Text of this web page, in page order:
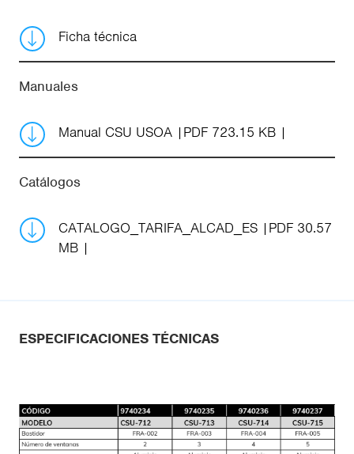
Ficha técnica
Manuales
Manual CSU USOA PDF 723.15 KB
Catálogos
CATALOGO_TARIFA_ALCAD_ES
PDF 30.57
MB
ESPECIFICACIONES TÉCNICAS